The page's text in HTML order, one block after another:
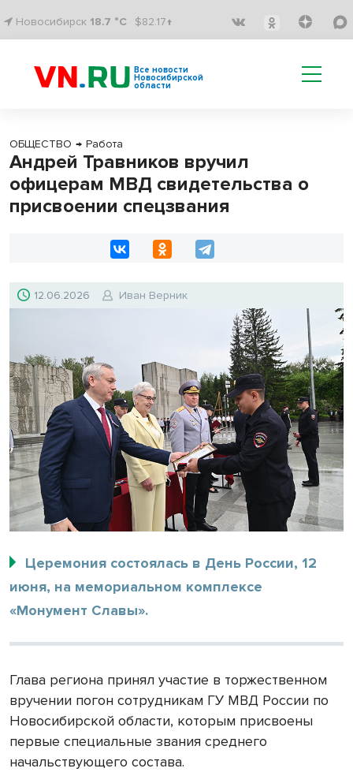
Новосибирск 18.7 °C $82.17↑
Все новости
Новосибирской
области
ОБЩЕСТВО → Работа
Андрей Травников вручил
офицерам МВД свидетельства о
присвоении спецзвания
12.06.2026 Иван Верник
Церемония состоялась в День России, 12
июня, на мемориальном комплексе
«Монумент Славы».
Глава региона принял участие в торжественном
вручении погон сотрудникам ГУ МВД России по
Новосибирской области, которым присвоены
первые специальные звания среднего
начальствующего состава.